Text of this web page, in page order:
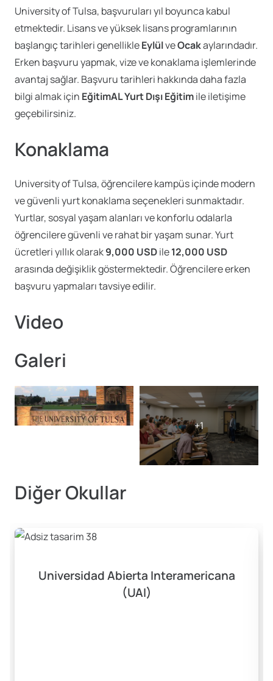
University of Tulsa, başvuruları yıl boyunca kabul
etmektedir. Lisans ve yüksek lisans programlarının
başlangıç tarihleri genellikleEylülveOcakaylarındadır.
Erken başvuru yapmak, vize ve konaklama işlemlerinde
avantaj sağlar. Başvuru tarihleri hakkında daha fazla
bilgi almak için EğitimAL Yurt Dışı Eğitimile iletişime
geçebilirsiniz.
Konaklama
University of Tulsa, öğrencilere kampüs içinde modern
ve güvenli yurt konaklama seçenekleri sunmaktadır.
Yurtlar, sosyal yaşam alanları ve konforlu odalarla
öğrencilere güvenli ve rahat bir yaşam sunar. Yurt
ücretleri yıllık olarak9,000 USDile12,000 USD
arasında değişiklik göstermektedir. Öğrencilere erken
başvuru yapmaları tavsiye edilir.
Video
Galeri
Diğer Okullar
Universidad Abierta Interamericana
(UAI)